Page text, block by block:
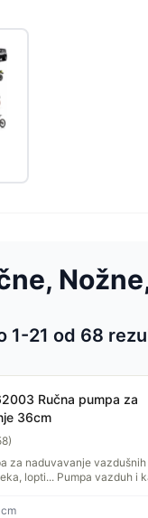
1-21 od 68
Ručna pumpa za
36cm
)
za naduvavanje vazdušnih
lopti... Pumpa vazduh i